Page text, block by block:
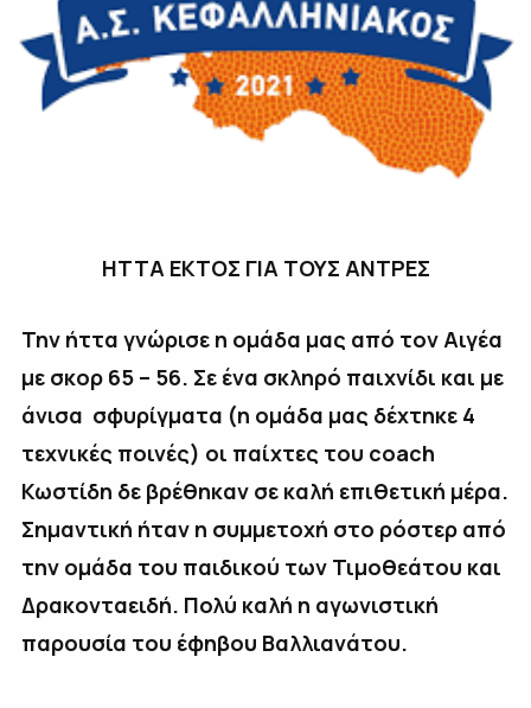
ΗΤΤΑ ΕΚΤΟΣ ΓΙΑ ΤΟΥΣ ΑΝΤΡΕΣ
Την ήττα γνώρισε η ομάδα μας από τον Αιγέα
με σκορ 65 – 56. Σε ένα σκληρό παιχνίδι και με
άνισα σφυρίγματα (η ομάδα μας δέχτηκε 4
τεχνικές ποινές) οι παίχτες του coach
Κωστίδη δε βρέθηκαν σε καλή επιθετική μέρα.
Σημαντική ήταν η συμμετοχή στο ρόστερ από
την ομάδα του παιδικού των Τιμοθεάτου και
Δρακονταειδή. Πολύ καλή η αγωνιστική
παρουσία του έφηβου Βαλλιανάτου.